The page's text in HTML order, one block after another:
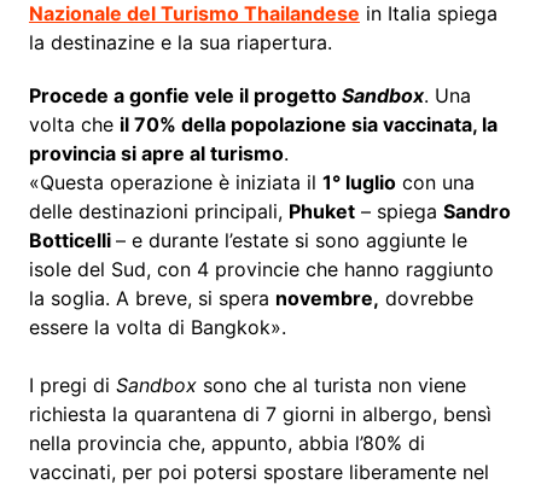
Nazionale del Turismo Thailandese in Italia spiega
la destinazine e la sua riapertura.
Procede a gonfie vele il progetto Sandbox. Una
volta che il 70% della popolazione sia vaccinata, la
provincia si apre al turismo.
«Questa operazione è iniziata il 1° lugliocon una
delle destinazioni principali, Phuket– spiega Sandro
Botticelli – e durante l’estate si sono aggiunte le
isole del Sud, con 4 provincie che hanno raggiunto
la soglia. A breve, si spera novembre, dovrebbe
essere la volta di Bangkok».
I pregi di Sandboxsono che al turista non viene
richiesta la quarantena di 7 giorni in albergo, bensì
nella provincia che, appunto, abbia l’80% di
vaccinati, per poi potersi spostare liberamente nel